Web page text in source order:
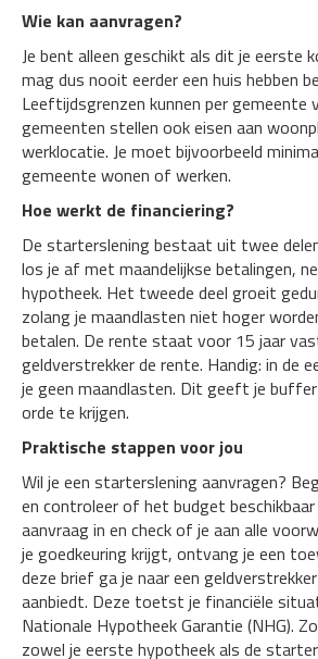
Wie kan aanvragen?
Je bent alleen geschikt als dit je eerste
mag dus nooit eerder een huis hebben
Leeftijdsgrenzen kunnen per gemeente
gemeenten stellen ook eisen aan
werklocatie. Je moet bijvoorbeeld
gemeente wonen of werken.
Hoe werkt de financiering?
De starterslening bestaat uit twee
los je af met maandelijkse betalingen,
hypotheek. Het tweede deel groeit
zolang je maandlasten niet hoger
betalen. De rente staat voor 15 jaar
geldverstrekker de rente. Handig: in de
je geen maandlasten. Dit geeft je
orde te krijgen.
Praktische stappen voor jou
Wil je een starterslening aanvragen?
en controleer of het budget beschikbaar
aanvraag in en check of je aan alle
je goedkeuring krijgt, ontvang je een
deze brief ga je naar een
aanbiedt. Deze toetst je financiële
Nationale Hypotheek Garantie (NHG).
zowel je eerste hypotheek als de